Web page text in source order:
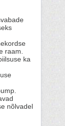
raam.
ka
nõlvadel